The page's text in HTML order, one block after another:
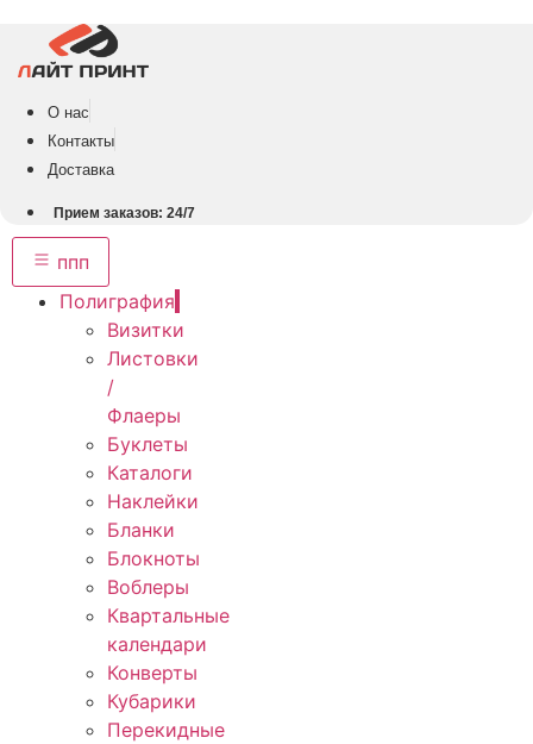
содержимому
О нас
Контакты
Доставка
Прием заказов: 24/7
ппп
Полиграфия
Визитки
Листовки
/
Флаеры
Буклеты
Каталоги
Наклейки
Бланки
Блокноты
Воблеры
Квартальные
календари
Конверты
Кубарики
Перекидные